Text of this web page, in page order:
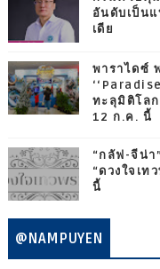
อันดับเป็น
เดีย
พาราไดซ์
ทะลุมิติโล
12 ก.ค. นี้
“กลัฟ-จีน่า
“ดวงใจเท
นี้
@NAMPUYEN